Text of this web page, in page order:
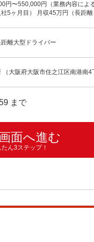
円〜550,000円（業務内容に
5ヶ月目） 月収45万円（長距離
離大型ドライバー
（大阪府大阪市住之江区南港南4
まで
面へ進む
ん3ステップ！